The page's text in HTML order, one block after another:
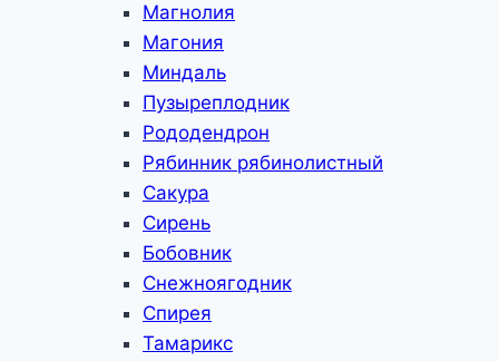
Магнолия
Магония
Миндаль
Пузыреплодник
Рододендрон
Рябинник рябинолистный
Сакура
Сирень
Бобовник
Снежноягодник
Спирея
Тамарикс